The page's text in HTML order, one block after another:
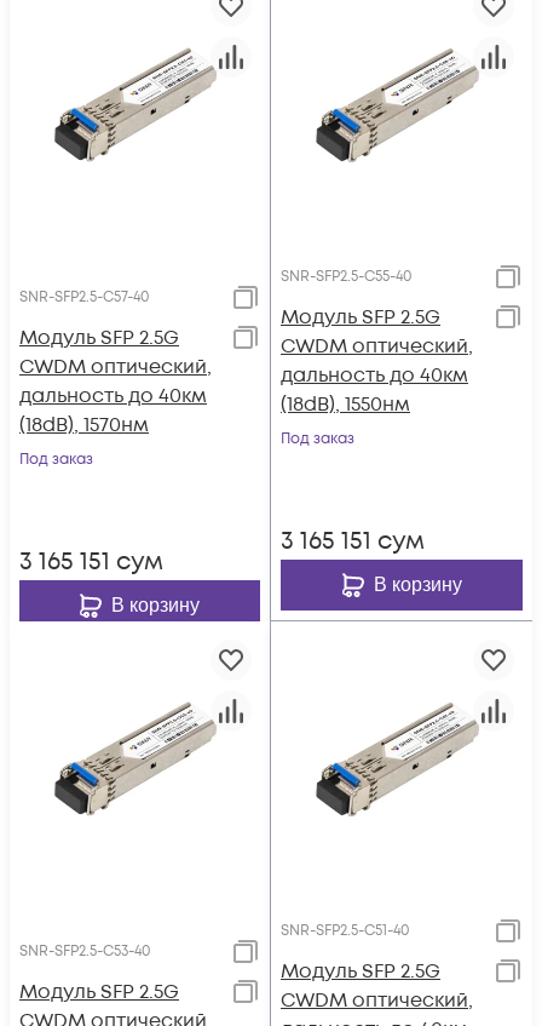
SNR-SFP2.5-C57-40
Модуль SFP 2.5G
CWDM оптический,
дальность до 40км
(18dB), 1570нм
Под заказ
3 165 151 сум
В корзину
SNR-SFP2.5-C55-40
Модуль SFP 2.5G
CWDM оптический,
дальность до 40км
(18dB), 1550нм
Под заказ
3 165 151 сум
В корзину
SNR-SFP2.5-C53-40
Модуль SFP 2.5G
SNR-SFP2.5-C51-40
Модуль SFP 2.5G
CWDM оптический,